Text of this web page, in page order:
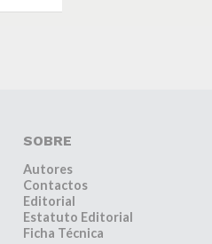
SOBRE
Autores
Contactos
Editorial
Estatuto Editorial
Ficha Técnica